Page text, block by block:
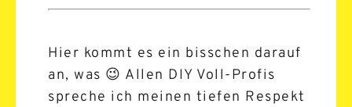
Hier kommt es ein bisschen darauf
an, was 😉 Allen DIY Voll-Profis
spreche ich meinen tiefen Respekt